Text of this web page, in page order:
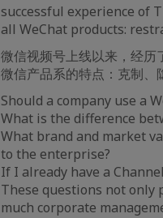
successful experience of
all WeChat products:
微信视频号上线以来，经历
微信产品系的特点：克制、
Should a company use a
What is the difference
What brand and market
to the enterprise?
If I already have a
These questions not only
much corporate